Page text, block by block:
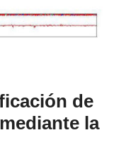
de
la